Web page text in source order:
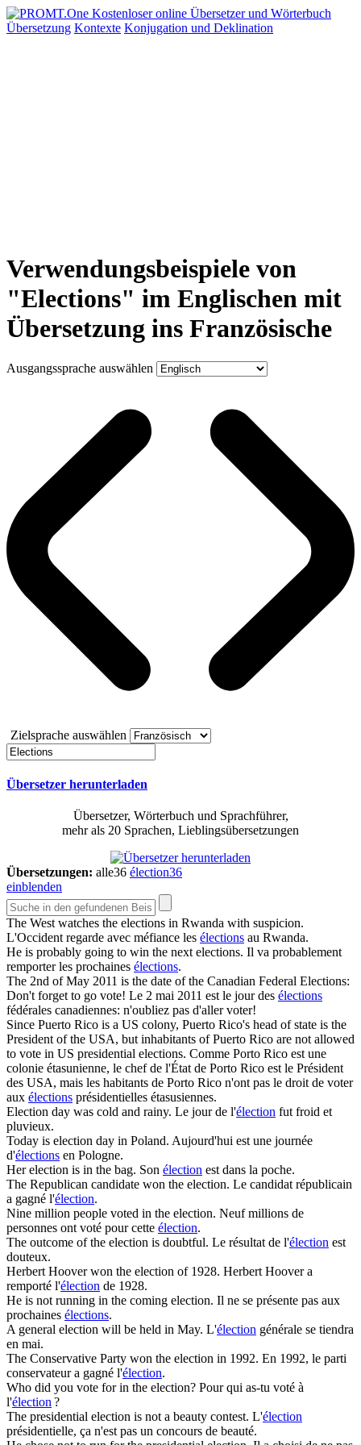
Übersetzung Kontexte Konjugation und Deklination
Verwendungsbeispiele von
"Elections" im Englischen mit
Übersetzung ins Französische
Ausgangssprache auswählen
Zielsprache auswählen
Übersetzer herunterladen
Übersetzer, Wörterbuch und Sprachführer,
mehr als 20 Sprachen, Lieblingsübersetzungen
Übersetzungen: alle36 élection36
einblenden
The West watches the elections in Rwanda with suspicion.
L'Occident regarde avec méfiance les élections au Rwanda.
He is probably going to win the nextelections. Il va probablement
remporter les prochaines élections.
The 2nd of May 2011 is the date of the Canadian Federal Elections:
Don't forget to go vote! Le 2 mai 2011 est le jour des élections
fédérales canadiennes: n'oubliez pas d'aller voter!
Since Puerto Rico is a US colony, Puerto Rico's head of state is the
President of the USA, but inhabitants of Puerto Rico are not allowed
to vote in US presidential elections. Comme Porto Rico est une
colonie étasunienne, le chef de l'État de Porto Rico est le Président
des USA, mais les habitants de Porto Rico n'ont pas le droit de voter
aux élections présidentielles étasusiennes.
Election day was cold and rainy. Le jour de l'élection fut froid et
pluvieux.
Today is election day in Poland. Aujourd'hui est une journée
d'élections en Pologne.
Herelection is in the bag. Son élection est dans la poche.
The Republican candidate won the election. Le candidat républicain
a gagné l'élection.
Nine million people voted in the election. Neuf millions de
personnes ont voté pour cette élection.
The outcome of the election is doubtful. Le résultat de l'élection est
douteux.
Herbert Hoover won the election of 1928. Herbert Hoover a
remporté l'élection de 1928.
He is not running in the coming election. Il ne se présente pas aux
prochaines élections.
A general election will be held in May. L'élection générale se tiendra
en mai.
The Conservative Party won the election in 1992. En 1992, le parti
conservateur a gagné l'élection.
Who did you vote for in the election? Pour qui as-tu voté à
l'élection?
The presidential election is not a beauty contest. L'élection
présidentielle, ça n'est pas un concours de beauté.